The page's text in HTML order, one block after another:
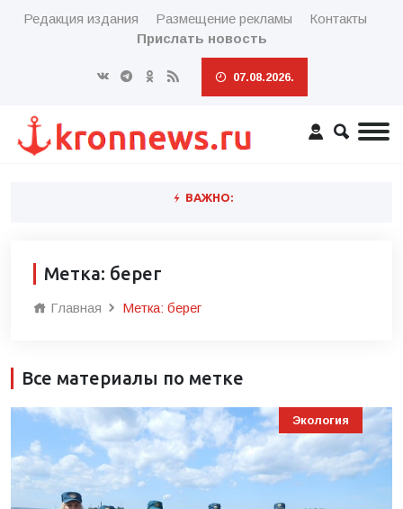
Редакция издания Размещение рекламы
Контакты
Прислать новость
07.08.2026.
ВАЖНО:
Метка: берег
Главная Метка: берег
Все материалы по метке
Экология